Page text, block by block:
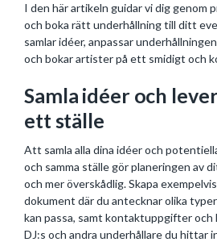
I den här artikeln guidar vi dig genom
och boka rätt underhållning till ditt
samlar idéer, anpassar
och bokar artister på ett smidigt och
Samla idéer och
ett ställe
Att samla alla dina idéer och
och samma ställe gör planeringen av
och mer överskådlig. Skapa
dokument där du antecknar olika
kan passa, samt kontaktuppgifter och
DJ:s och andra underhållare du hittar